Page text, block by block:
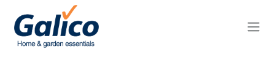
Overslaan naar inhoud